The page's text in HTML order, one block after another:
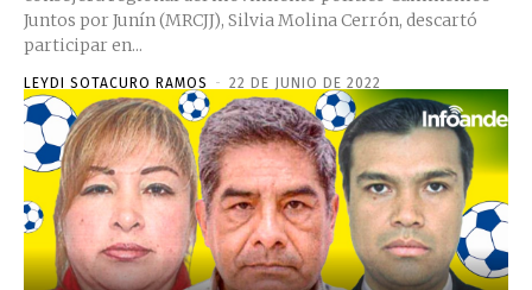
Juntos por Junín (MRCJJ), Silvia Molina Cerrón, descartó
participar en...
LEYDI SOTACURO RAMOS - 22 DE JUNIO DE 2022